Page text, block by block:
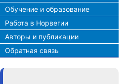
Обучение и образование
Работа в Норвегии
Авторы и публикации
Обратная связь